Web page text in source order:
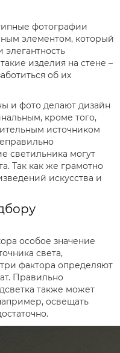
фотографии
элементом, который
элегантность
изделия на стене –
об их
и фото делают дизайн
кроме того,
источником
светильника могут
Так как же грамотно
искусства и
особое значение
света,
фактора определяют
Правильно
также может
освещать